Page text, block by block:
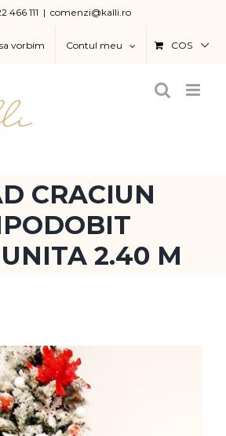
466 111 | comenzi@kalli.ro
vorbim Contul meu COS
CRACIUN
2.40 M